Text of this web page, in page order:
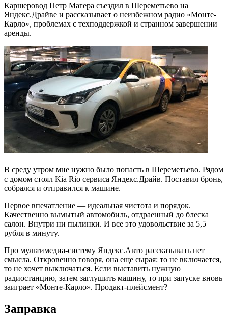
Каршеровод Петр Магера съездил в Шереметьево на
Яндекс.Драйве и рассказывает о неизбежном радио «Монте-
Карло», проблемах с техподдержкой и странном завершении
аренды.
В среду утром мне нужно было попасть в Шереметьево. Рядом
с домом стоял Kia Rio сервиса Яндекс.Драйв. Поставил бронь,
собрался и отправился к машине.
Первое впечатление — идеальная чистота и порядок.
Качественно вымытый автомобиль, отдраенный до блеска
салон. Внутри ни пылинки. И все это удовольствие за 5,5
рубля в минуту.
Про мультимедиа-систему Яндекс.Авто рассказывать нет
смысла. Откровенно говоря, она еще сырая: то не включается,
то не хочет выключаться. Если выставить нужную
радиостанцию, затем заглушить машину, то при запуске вновь
заиграет «Монте-Карло». Продакт-плейсмент?
Заправка